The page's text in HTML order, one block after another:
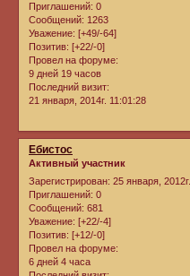
Приглашений: 0
Сообщений: 1263
Уважение: [+49/-64]
Позитив: [+22/-0]
Провел на форуме:
9 дней 19 часов
Последний визит:
21 января, 2014г. 11:01:28
Ебистос
Активный участник
Зарегистрирован: 25 января, 2012г.
Приглашений: 0
Сообщений: 681
Уважение: [+22/-4]
Позитив: [+12/-0]
Провел на форуме:
6 дней 4 часа